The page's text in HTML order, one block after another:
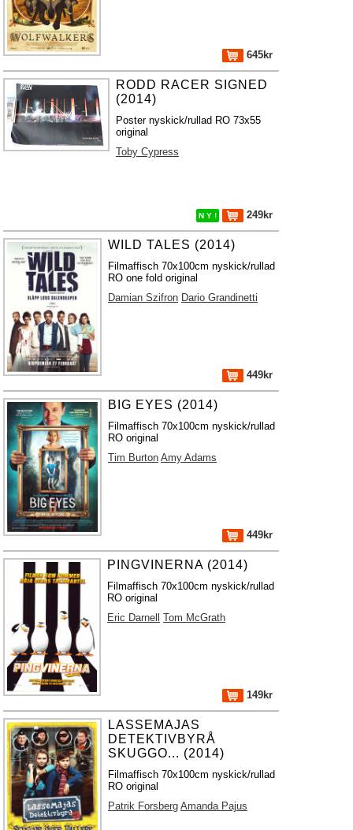
645kr
RODD RACER SIGNED
(2014)
Poster nyskick/rullad RO 73x55
original
Toby Cypress
N Y ! 249kr
WILD TALES (2014)
Filmaffisch 70x100cm nyskick/rullad
RO one fold original
Damian Szifron Dario Grandinetti
449kr
BIG EYES (2014)
Filmaffisch 70x100cm nyskick/rullad
RO original
Tim Burton Amy Adams
449kr
PINGVINERNA (2014)
Filmaffisch 70x100cm nyskick/rullad
RO original
Eric Darnell
Tom McGrath
149kr
LASSEMAJAS
DETEKTIVBYRÅ
SKUGGO... (2014)
Filmaffisch 70x100cm nyskick/rullad
RO original
Patrik Forsberg Amanda Pajus